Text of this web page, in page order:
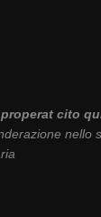
cito
nello